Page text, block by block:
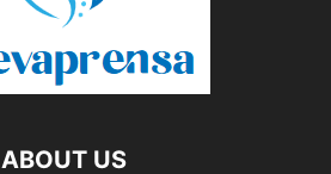
ABOUT US